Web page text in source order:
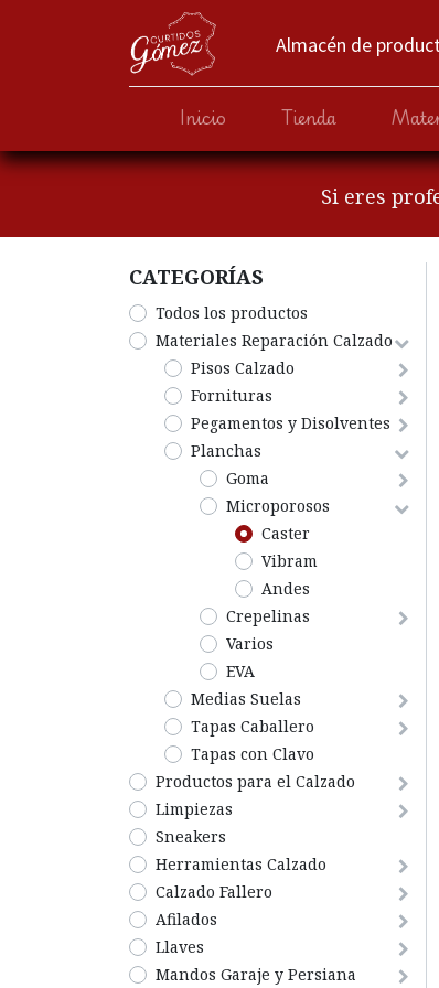
Almacén de
Inicio Tienda
Si eres
CATEGORÍA​S
Todos los productos
​Materiales Reparación Calzado
​Pisos Calzado
Fornituras
Pegamentos y Disolventes
Planchas
Goma
Microporosos
Caster
Vibram
Andes
Crepelinas
Varios
EVA
Medias Suelas
Tapas Caballero
Tapas con Clavo
​Productos para el Calzado
​Limpiezas
Sneakers
Herramientas Calzado
​​​​​​​Calzado Fallero
Afilados
Llaves
Mandos Garaje y Persiana